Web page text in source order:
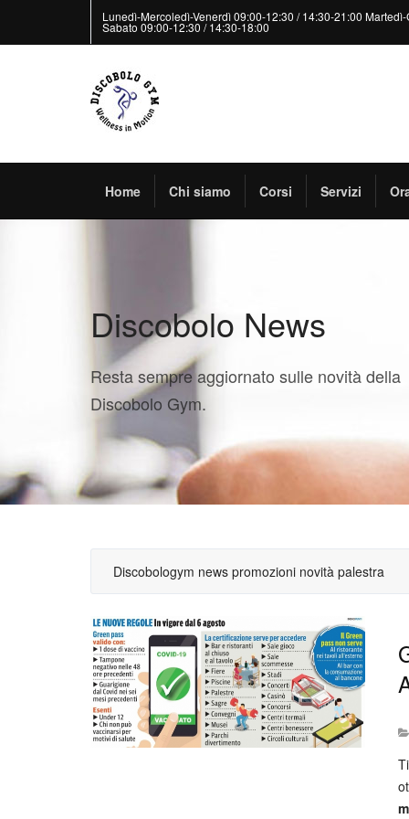
Lunedì-Mercoledì-Venerdì 09:00-12:30 / 14:30-21:00
Sabato 09:00-12:30 / 14:30-18:00
Home Chi siamo Corsi Servizi
Discobolo News
Resta sempre aggiornato sulle novità della
Discobolo Gym.
Discobologym news promozioni novità palestra